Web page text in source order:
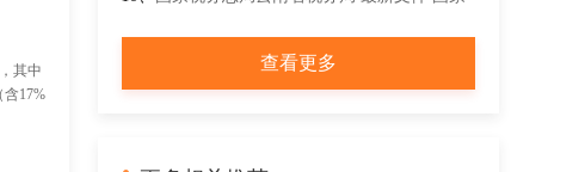
其中
含17%
业所得税预缴纳税申报有关事项的公告》的解读
税务总局关于契税纳税服务与征收管理若干事项
查看更多